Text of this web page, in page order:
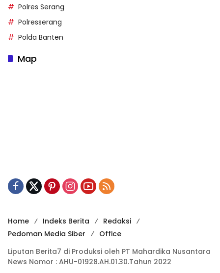
Polres Serang
Polresserang
Polda Banten
Map
Home Indeks Berita
Redaksi
Pedoman Media Siber
Office
Liputan Berita7 di Produksi oleh PT Mahardika Nusantara
News Nomor : AHU-01928.AH.01.30.Tahun 2022